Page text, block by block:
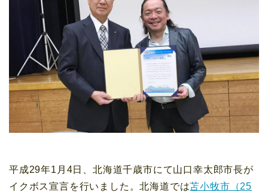
平成29年1月4日、北海道千歳市にて山口幸太郎市長が
イクボス宣言を行いました。北海道では苫小牧市（25